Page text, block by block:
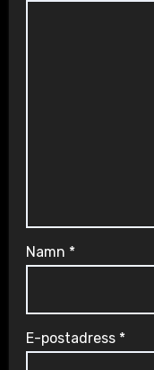
Namn *
E-postadress *